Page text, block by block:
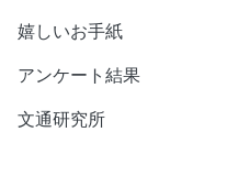
嬉しいお手紙
アンケート結果
文通研究所